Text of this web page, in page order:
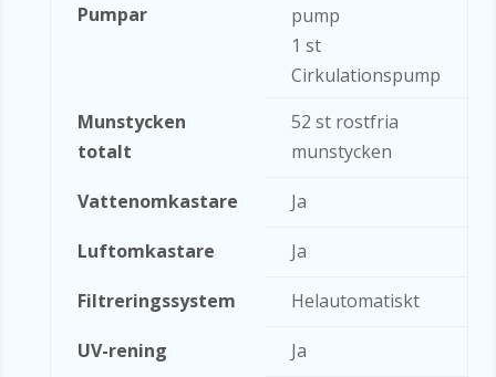
Pumpar
pump
1 st
Cirkulationspump
Munstycken
totalt
52 st rostfria
munstycken
Vattenomkastare Ja
Luftomkastare Ja
Filtreringssystem Helautomatiskt
UV-rening Ja